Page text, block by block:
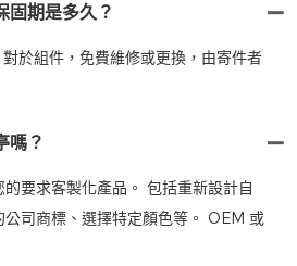
固期是多久？
於組件，免費維修或更換，由寄件者
嗎？
要求客製化產品。 包括重新設計自
公司商標、選擇特定顏色等。 OEM 或